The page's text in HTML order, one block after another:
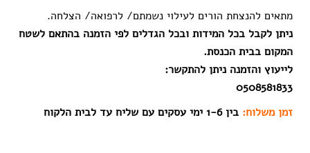
מתאים להנצחת הורים לעילוי נשמתם/ לרפואה/ הצלחה.
ניתן לקבל בכל המידות ובכל הגדלים לפי הזמנה בהתאם לשטח
המקום בבית הכנסת.
לייעוץ והזמנה ניתן להתקשר:
0508581833
זמן משלוח: בין 1-6 ימי עסקים עם שליח עד לבית הלקוח